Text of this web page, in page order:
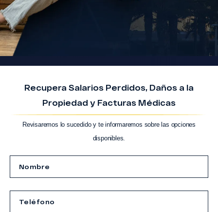
Recupera Salarios Perdidos, Daños a la
Propiedad y Facturas Médicas
Revisaremos lo sucedido y te informaremos sobre las opciones
disponibles.